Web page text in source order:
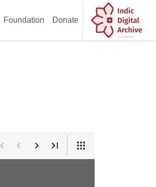
Foundation Donate